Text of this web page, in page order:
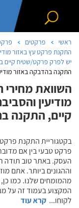
ראשי פרקטים
התקנת פרקט עץ באזור
יש לפרק פרקט/שטיח קיים
התקנה בהדבקה באזור
השוואת
מודיעין
קיים, התקנה
בקטגוריית התקנת
פרקט טבעי בין אם
העסק. באתר טוב תודה
וההגונים ביותר. אתם
מהמומחים שלנו. כמו
המקצוע בעמוד זה על
לקוחו... קרא עוד